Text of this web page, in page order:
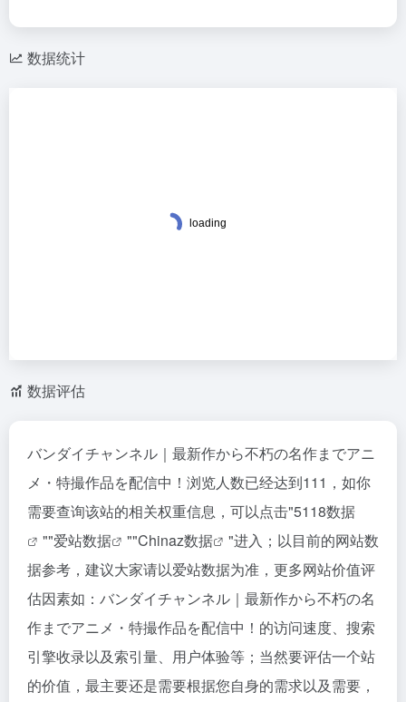
数据统计
数据评估
バンダイチャンネル｜最新作から不朽の名作までアニ
メ・特撮作品を配信中！浏览人数已经达到111，如你
需要查询该站的相关权重信息，可以点击"5118数据
""爱站数据 ""Chinaz数据
"进入；以目前的网站数
据参考，建议大家请以爱站数据为准，更多网站价值评
估因素如：バンダイチャンネル｜最新作から不朽の名
作までアニメ・特撮作品を配信中！的访问速度、搜索
引擎收录以及索引量、用户体验等；当然要评估一个站
的价值，最主要还是需要根据您自身的需求以及需要，